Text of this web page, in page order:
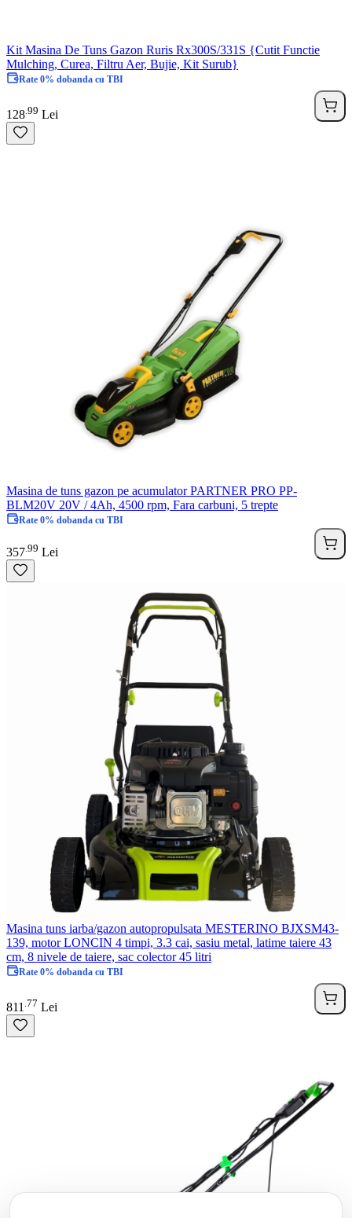
Kit Masina De Tuns Gazon Ruris Rx300S/331S {Cutit Functie
Mulching, Curea, Filtru Aer, Bujie, Kit Surub}
Rate 0% dobanda cu TBI
128 99 Lei
Masina de tuns gazon pe acumulator PARTNER PRO PP-
BLM20V 20V / 4Ah, 4500 rpm, Fara carbuni, 5 trepte
Rate 0% dobanda cu TBI
357 99 Lei
Masina tuns iarba/gazon autopropulsata MESTERINO BJXSM43-
139, motor LONCIN 4 timpi, 3.3 cai, sasiu metal, latime taiere 43
cm, 8 nivele de taiere, sac colector 45 litri
Rate 0% dobanda cu TBI
811 77 Lei